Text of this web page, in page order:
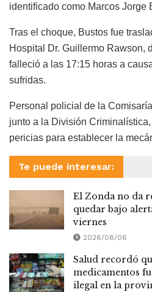
identificado como Marcos Jorge
Tras el choque, Bustos fue
Hospital Dr. Guillermo Rawson,
falleció a las 17:15 horas a
sufridas.
Personal policial de la
junto a la División
pericias para establecer la
Te puede interesar:
El Zonda no da
quedar bajo
viernes
2026/08/06
Salud recordó
medicamentos
ilegal en la